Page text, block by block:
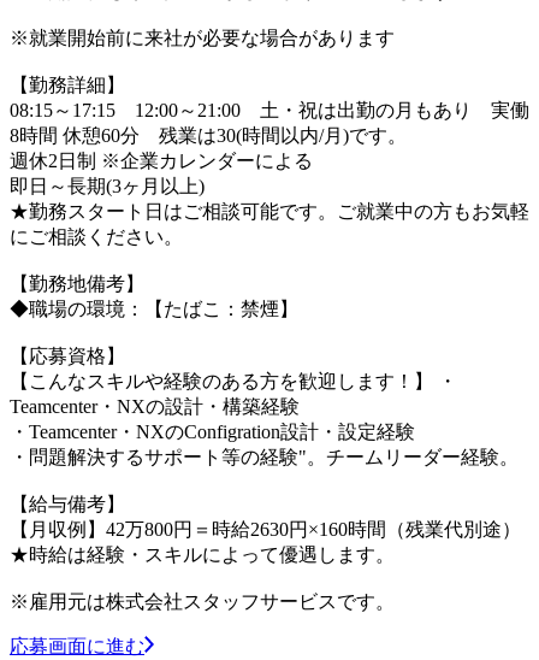
※就業開始前に来社が必要な場合があります
【勤務詳細】
08:15～17:15 12:00～21:00 土・祝は出勤の月もあり 実働
8時間 休憩60分 残業は30(時間以内/月)です。
週休2日制 ※企業カレンダーによる
即日～長期(3ヶ月以上)
★勤務スタート日はご相談可能です。ご就業中の方もお気軽
にご相談ください。
【勤務地備考】
◆職場の環境：【たばこ：禁煙】
【応募資格】
【こんなスキルや経験のある方を歓迎します！】 ・
Teamcenter・NXの設計・構築経験
・Teamcenter・NXのConfigration設計・設定経験
・問題解決するサポート等の経験"。チームリーダー経験。
【給与備考】
【月収例】42万800円＝時給2630円×160時間（残業代別途）
★時給は経験・スキルによって優遇します。
※雇用元は株式会社スタッフサービスです。
応募画面に進む